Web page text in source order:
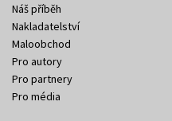
Náš příběh
Nakladatelství
Maloobchod
Pro autory
Pro partnery
Pro média